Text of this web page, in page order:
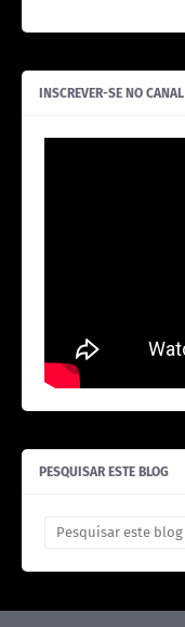
INSCREVER-SE NO CANAL
PESQUISAR ESTE BLOG